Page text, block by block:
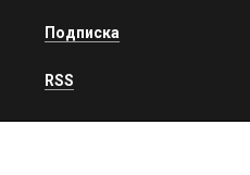
Подписка
RSS